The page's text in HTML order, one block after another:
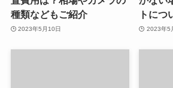
種類などもご紹介
2023年5月10日
トにつ
2023年5